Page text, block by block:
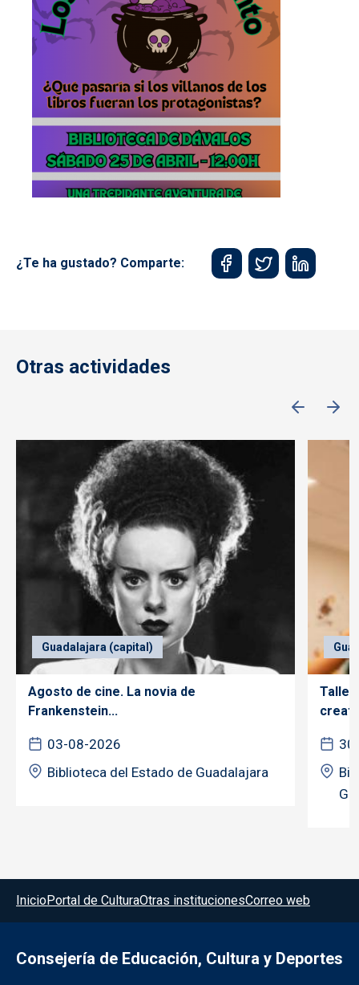
¿Te ha gustado? Comparte:
Otras actividades
Guadalajara (capital)
Agosto de cine. La novia de
Frankenstein...
03-08-2026
Biblioteca del Estado de Guadalajara
Taller
Menú del pie
InicioPortal de CulturaOtras institucionesCorreo web
Consejería de Educación, Cultura y Deportes